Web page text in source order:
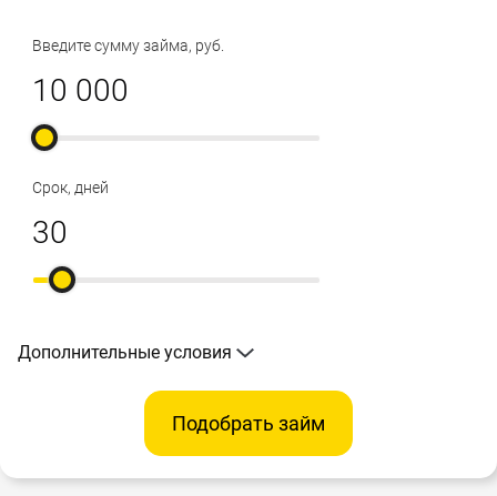
Введите сумму займа, руб.
Срок, дней
Дополнительные условия
Подобрать займ